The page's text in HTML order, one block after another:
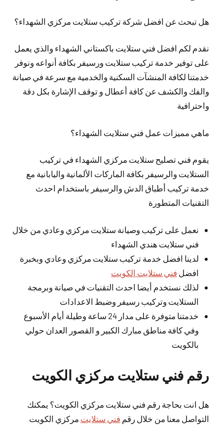
هل تبحث عن افضل شركة تركيب ستلايت مركزي الشهداء؟
نقدم لكم افضل فني ستلايت باكستاني الشهداء والذي يعمل
على توفير خدمة تركيب ستلايت ورسيفر بكافة أنواعه ونوفر
خدمتنا لكافة المنشآت السكنية والخدمية مع سرعة في صيانة
والفك والكشف عن كافة أعطال و توقف الإشارة بكل دقة
واحترافية
ماهي مميزات عمل فني ستلايت الشهداء؟
يقوم فني تصليح ستلايت مركزي الشهداء في تركيب
الستلايت والرسيفر بكافة الماركات الألمانية واليابانية مع
خدمة تركيب أطباق الدش والرسيفر باستخدام احدث
التقنيات المتطورة
نعمل على تركيب وصيانة ستلايت مركزي وعادي من خلال
فني ستلايت هندي الشهداء
لدينا افضل خدمة تركيب ستلايت مركزي وعادي وبخبرة
افضل فني ستلايت الكويت
لذلك نستخدم أيضا احدث التقنيات في صيانة وبرمجة
الستلايت وتركيب رسيفر وضبط الاعدادات
خدمتنا متوفرة على مدار 24 ساعة وطيلة أيام الأسبوع
وفي كافة مناطق مبارك الكبير و القصور العدان حولي
بالكويت
رقم فني ستلايت مركزي الكويت
هل انت بحاجة رقم فني ستلايت مركزي الكويت؟ يمكنك
التواصل معنا من خلال رقم فني ستلايت مركزي الكويت